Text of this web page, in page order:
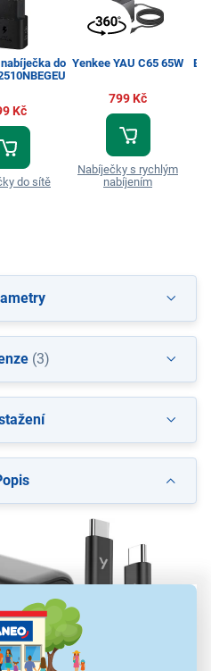
do
Kč
do sítě
Yenkee YAU C65 65W
799 Kč
Nabíječky s rychlým
nabíjením
(3)